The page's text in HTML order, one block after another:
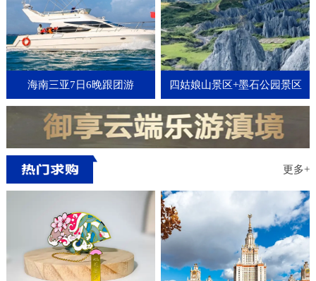
海南三亚7日6晚跟团游 四姑娘山景区+墨石公园景区
+新都桥3日2晚跟团游
更多+